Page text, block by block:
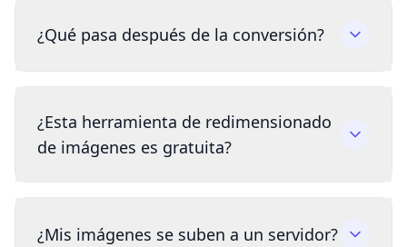
¿Qué pasa después de la conversión?
¿Esta herramienta de redimensionado
de imágenes es gratuita?
¿Mis imágenes se suben a un servidor?